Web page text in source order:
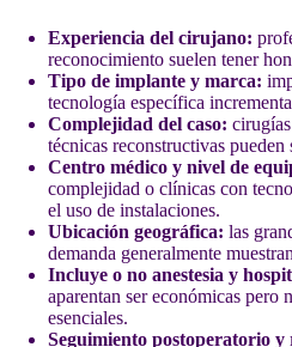
Experiencia del cirujano:
reconocimiento suelen tener
Tipo de implante y marca:
tecnología específica
Complejidad del caso:
técnicas reconstructivas pueden
Centro médico y nivel de
complejidad o clínicas con
el uso de instalaciones.
Ubicación geográfica: las
demanda generalmente
Incluye o no anestesia y
aparentan ser económicas pero
esenciales.
Seguimiento postoperatorio y